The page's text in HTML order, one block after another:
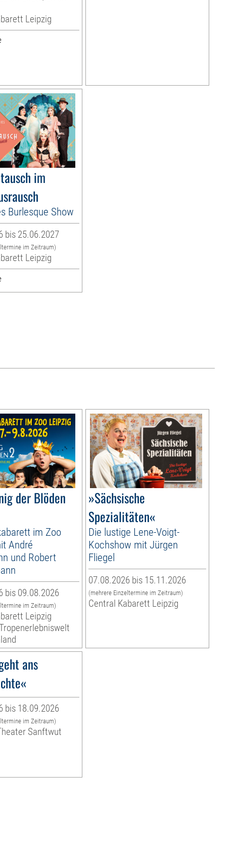
Leipzig
im
Burlesque Show
bis 25.06.2027
im Zeitraum)
Leipzig
der Blöden
im Zoo
André
und Robert
bis 09.08.2026
im Zeitraum)
Leipzig
»Sächsische
Spezialitäten«
Die lustige Lene-Voigt-
Kochshow mit Jürgen
Fliegel
07.08.2026 bis 15.11.2026
(mehrere Einzeltermine im Zeitraum)
Central Kabarett Leipzig
ans
bis 18.09.2026
im Zeitraum)
Sanftwut